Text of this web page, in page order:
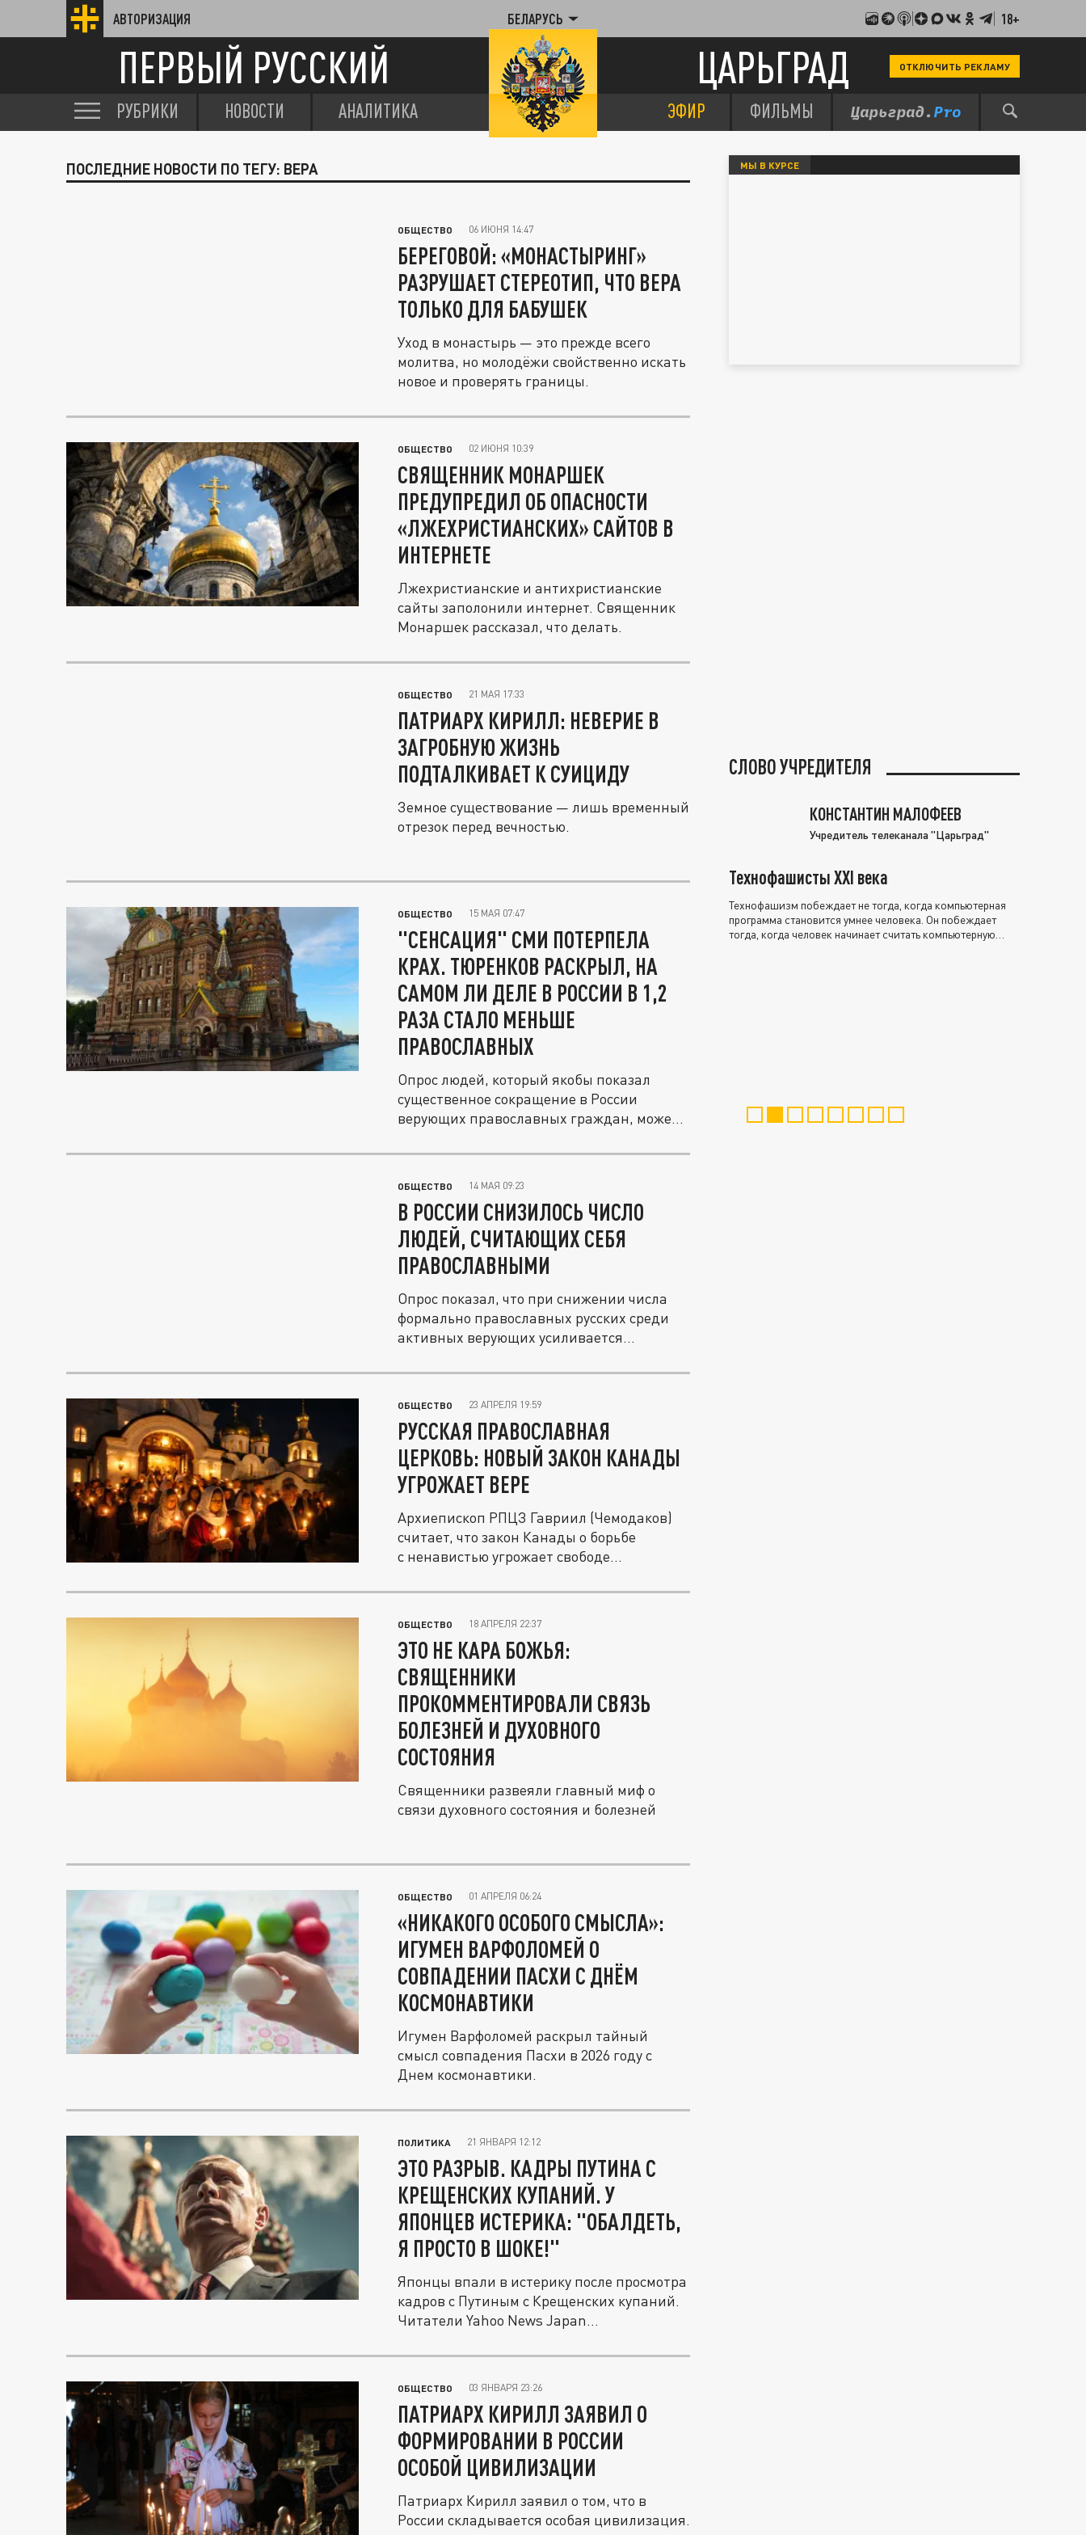
АВТОРИЗАЦИЯ БЕЛАРУСЬ 18+
ПЕРВЫЙ РУССКИЙ ЦАРЬГРАД ОТКЛЮЧИТЬ РЕКЛАМУ
РУБРИКИ НОВОСТИ АНАЛИТИКА ЭФИР ФИЛЬМЫ
ПОСЛЕДНИЕ НОВОСТИ ПО ТЕГУ: ВЕРА
ОБЩЕСТВО 06 ИЮНЯ 14:47
БЕРЕГОВОЙ: «МОНАСТЫРИНГ»
РАЗРУШАЕТ СТЕРЕОТИП, ЧТО ВЕРА
ТОЛЬКО ДЛЯ БАБУШЕК
Уход в монастырь — это прежде всего
молитва, но молодёжи свойственно искать
новое и проверять границы.
ОБЩЕСТВО 02 ИЮНЯ 10:39
СВЯЩЕННИК МОНАРШЕК
ПРЕДУПРЕДИЛ ОБ ОПАСНОСТИ
«ЛЖЕХРИСТИАНСКИХ» САЙТОВ В
ИНТЕРНЕТЕ
Лжехристианские и антихристианские
сайты заполонили интернет. Священник
Монаршек рассказал, что делать.
ОБЩЕСТВО 21 МАЯ 17:33
ПАТРИАРХ КИРИЛЛ: НЕВЕРИЕ В
ЗАГРОБНУЮ ЖИЗНЬ
ПОДТАЛКИВАЕТ К СУИЦИДУ
Земное существование — лишь временный
отрезок перед вечностью.
ОБЩЕСТВО 15 МАЯ 07:47
"СЕНСАЦИЯ" СМИ ПОТЕРПЕЛА
КРАХ. ТЮРЕНКОВ РАСКРЫЛ, НА
САМОМ ЛИ ДЕЛЕ В РОССИИ В 1,2
РАЗА СТАЛО МЕНЬШЕ
ПРАВОСЛАВНЫХ
Опрос людей, который якобы показал
существенное сокращение в России
верующих православных граждан, может
ОБЩЕСТВО 14 МАЯ 09:23
В РОССИИ СНИЗИЛОСЬ ЧИСЛО
ЛЮДЕЙ, СЧИТАЮЩИХ СЕБЯ
ПРАВОСЛАВНЫМИ
Опрос показал, что при снижении числа
формально православных русских среди
активных верующих усиливается...
ОБЩЕСТВО 23 АПРЕЛЯ 19:59
РУССКАЯ ПРАВОСЛАВНАЯ
ЦЕРКОВЬ: НОВЫЙ ЗАКОН КАНАДЫ
УГРОЖАЕТ ВЕРЕ
Архиепископ РПЦЗ Гавриил (Чемодаков)
считает, что закон Канады о борьбе
с ненавистью угрожает свободе...
ОБЩЕСТВО 18 АПРЕЛЯ 22:37
ЭТО НЕ КАРА БОЖЬЯ:
СВЯЩЕННИКИ
ПРОКОММЕНТИРОВАЛИ СВЯЗЬ
БОЛЕЗНЕЙ И ДУХОВНОГО
СОСТОЯНИЯ
Священники развеяли главный миф о
связи духовного состояния и болезней
ОБЩЕСТВО 01 АПРЕЛЯ 06:24
«НИКАКОГО ОСОБОГО СМЫСЛА»:
ИГУМЕН ВАРФОЛОМЕЙ О
СОВПАДЕНИИ ПАСХИ С ДНЁМ
КОСМОНАВТИКИ
Игумен Варфоломей раскрыл тайный
смысл совпадения Пасхи в 2026 году с
Днем космонавтики.
ПОЛИТИКА 21 ЯНВАРЯ 12:12
ЭТО РАЗРЫВ. КАДРЫ ПУТИНА С
КРЕЩЕНСКИХ КУПАНИЙ. У
ЯПОНЦЕВ ИСТЕРИКА: "ОБАЛДЕТЬ,
Я ПРОСТО В ШОКЕ!"
Японцы впали в истерику после просмотра
кадров с Путиным с Крещенских купаний.
Читатели Yahoo News Japan...
ОБЩЕСТВО 03 ЯНВАРЯ 23:26
ПАТРИАРХ КИРИЛЛ ЗАЯВИЛ О
ФОРМИРОВАНИИ В РОССИИ
ОСОБОЙ ЦИВИЛИЗАЦИИ
Патриарх Кирилл заявил о том, что в
России складывается особая цивилизация.
МЫ В КУРСЕ
СЛОВО УЧРЕДИТЕЛЯ
КОНСТАНТИН МАЛОФЕЕВ
Учредитель телеканала "Царьград"
Технофашисты XXI века
Технофашизм побеждает не тогда, когда компьютерная
программа становится умнее человека. Он побеждает
тогда, когда человек начинает считать компьютерную